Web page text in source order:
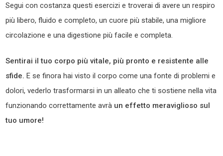
Segui con costanza questi esercizi e troverai di avere un respiro
più libero, fluido e completo, un cuore più stabile, una migliore
circolazione e una digestione più facile e completa.
Sentirai il tuo corpo più vitale, più pronto e resistente alle
sfide. E se finora hai visto il corpo come una fonte di problemi e
dolori, vederlo trasformarsi in un alleato che ti sostiene nella vita
funzionando correttamente avrà un effetto meraviglioso sul
tuo umore!